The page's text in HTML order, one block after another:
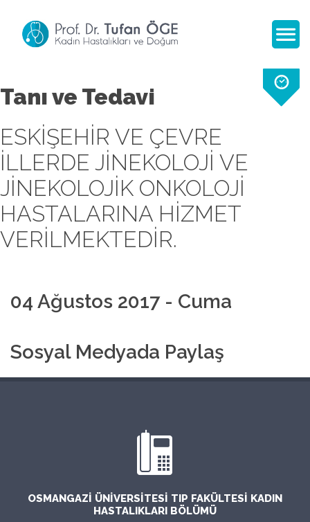
Tanı ve Tedavi
ESKIŞEHIR VE ÇEVRE
ILLERDE JINEKOLOJI VE
JINEKOLOJIK ONKOLOJI
HASTALARINA HIZMET
VERILMEKTEDIR.
04 Ağustos 2017 - Cuma
Sosyal Medyada Paylaş
OSMANGAZI ÜNIVERSITESI TIP FAKÜLTESI KADIN
HASTALIKLARI BÖLÜMÜ